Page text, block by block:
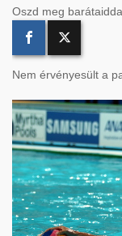
Oszd meg
Nem érvényesült a